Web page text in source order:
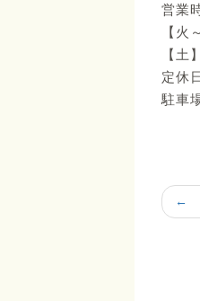
営業
【
【土
定休
駐車
←